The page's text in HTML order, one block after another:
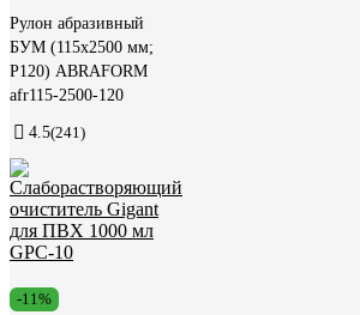
Рулон абразивный
БУМ (115x2500 мм;
P120) ABRAFORM
afr115-2500-120
4.5(241)
-11%